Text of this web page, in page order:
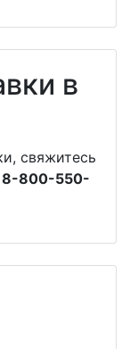
в
свяжитесь
8-800-550-